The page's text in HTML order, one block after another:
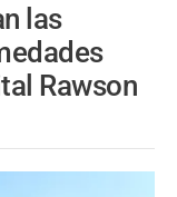
las
Rawson